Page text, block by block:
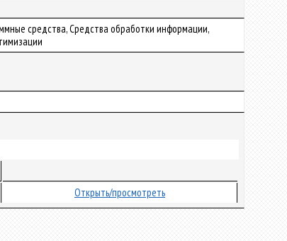
средства, Средства обработки информации,
Открыть/просмотреть